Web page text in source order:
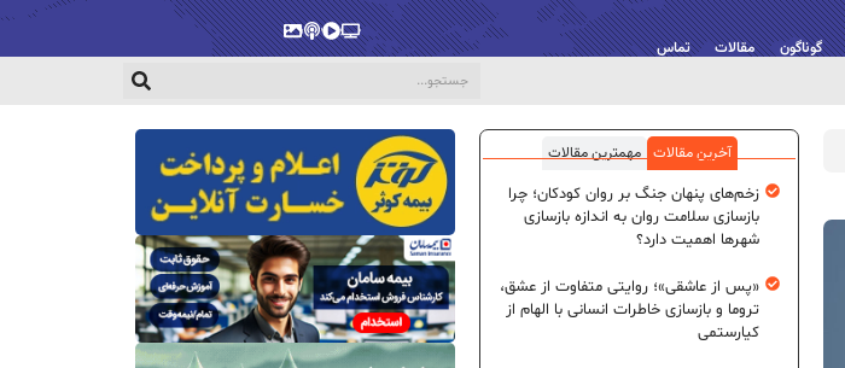
گوناگون مقالات تماس
پخش‌زندهویدیو
پادکستگالری
آخرین مقالات مهمترین مقالات
زخم‌های پنهان جنگ بر روان کودکان؛ چرا
بازسازی سلامت روان به اندازه بازسازی
شهرها اهمیت دارد؟
«پس از عاشقی»؛ روایتی متفاوت از عشق،
تروما و بازسازی خاطرات انسانی با الهام از
کیارستمی